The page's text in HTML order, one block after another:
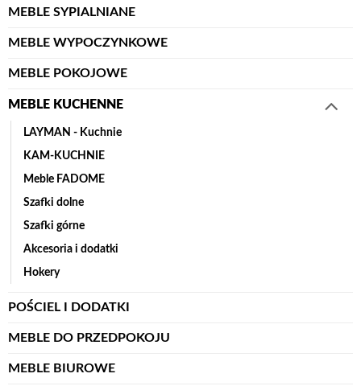
MEBLE SYPIALNIANE
MEBLE WYPOCZYNKOWE
MEBLE POKOJOWE
MEBLE KUCHENNE
LAYMAN - Kuchnie
KAM-KUCHNIE
Meble FADOME
Szafki dolne
Szafki górne
Akcesoria i dodatki
Hokery
POŚCIEL I DODATKI
MEBLE DO PRZEDPOKOJU
MEBLE BIUROWE